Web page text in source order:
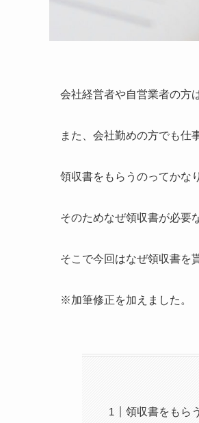
会社経営者や自営業者の方
また、会社勤めの方でも仕
領収書をもらうのってかな
そのためなぜ領収書が必要
そこで今回はなぜ領収書を
※加筆修正を加えました。
領収書をもら